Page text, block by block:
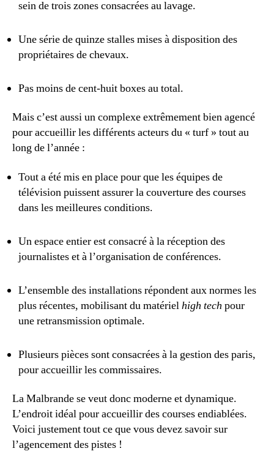
sein de trois zones consacrées au lavage.
Une série de quinze stalles mises à disposition des
propriétaires de chevaux.
Pas moins de cent-huit boxes au total.
Mais c’est aussi un complexe extrêmement bien agencé
pour accueillir les différents acteurs du « turf » tout au
long de l’année :
Tout a été mis en place pour que les équipes de
télévision puissent assurer la couverture des courses
dans les meilleures conditions.
Un espace entier est consacré à la réception des
journalistes et à l’organisation de conférences.
L’ensemble des installations répondent aux normes les
plus récentes, mobilisant du matérielhigh tech pour
une retransmission optimale.
Plusieurs pièces sont consacrées à la gestion des paris,
pour accueillir les commissaires.
La Malbrande se veut donc moderne et dynamique.
L’endroit idéal pour accueillir des courses endiablées.
Voici justement tout ce que vous devez savoir sur
l’agencement des pistes !